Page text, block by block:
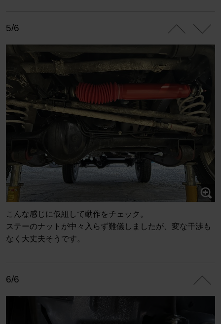
5/6
こんな感じに仮組して動作をチェック。
ステーのナットが中々入らず難儀しましたが、変な干渉も
なく大丈夫そうです。
6/6